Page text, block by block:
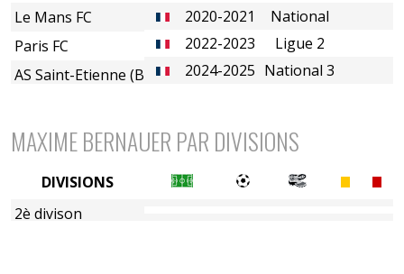
2020-2021
National
2022-2023
Ligue 2
2024-2025 National 3
Le Mans FC
Paris FC
AS Saint-Etienne (B)
MAXIME BERNAUER PAR DIVISIONS
DIVISIONS
2è divison